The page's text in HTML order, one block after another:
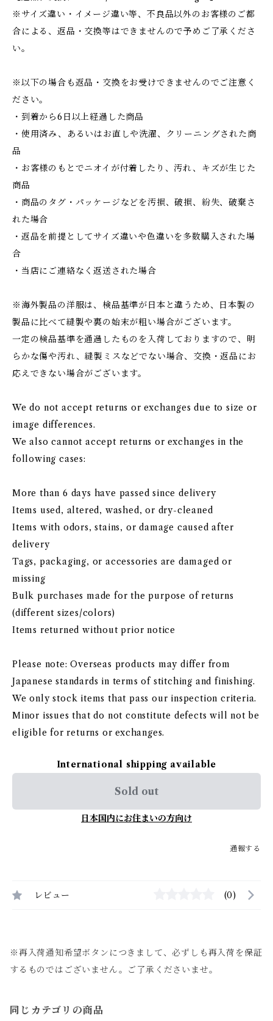
※サイズ違い・イメージ違い等、不良品以外のお客様のご都
合による、返品・交換等はできませんので予めご了承くださ
い。
※以下の場合も返品・交換をお受けできませんのでご注意く
ださい。
・到着から6日以上経過した商品
・使用済み、あるいはお直しや洗濯、クリーニングされた商
品
・お客様のもとでニオイが付着したり、汚れ、キズが生じた
商品
・商品のタグ・パッケージなどを汚損、破損、紛失、破棄さ
れた場合
・返品を前提としてサイズ違いや色違いを多数購入された場
合
・当店にご連絡なく返送された場合
※海外製品の洋服は、検品基準が日本と違うため、日本製の
製品に比べて縫製や裏の始末が粗い場合がございます。
一定の検品基準を通過したものを入荷しておりますので、明
らかな傷や汚れ、縫製ミスなどでない場合、交換・返品にお
応えできない場合がございます。
We do not accept returns or exchanges due to size or
image differences.
We also cannot accept returns or exchanges in the
following cases:
More than 6 days have passed since delivery
Items used, altered, washed, or dry-cleaned
Items with odors, stains, or damage caused after
delivery
Tags, packaging, or accessories are damaged or
missing
Bulk purchases made for the purpose of returns
(different sizes/colors)
Items returned without prior notice
Please note: Overseas products may differ from
Japanese standards in terms of stitching and finishing.
We only stock items that pass our inspection criteria.
Minor issues that do not constitute defects will not be
eligible for returns or exchanges.
International shipping available
Sold out
日本国内にお住まいの方向け
通報する
レビュー (0)
※再入荷通知希望ボタンにつきまして、必ずしも再入荷を保証
するものではございません。ご了承くださいませ。
同じカテゴリの商品